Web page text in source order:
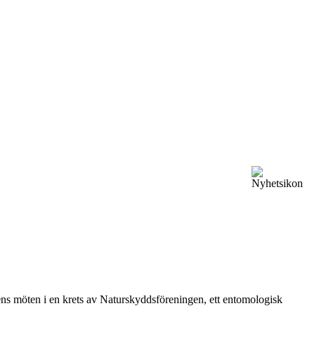
möten i en krets av Naturskyddsföreningen, ett entomologisk